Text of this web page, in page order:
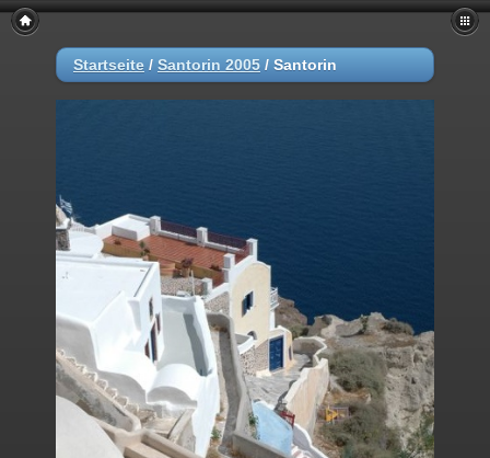
Startseite / Santorin 2005 / Santorin